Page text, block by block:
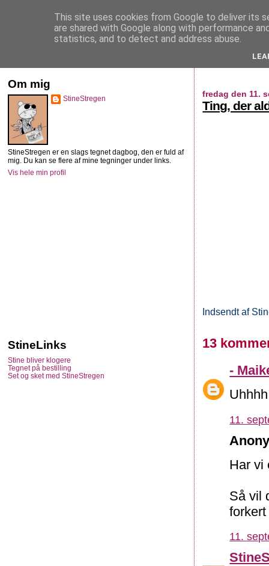
StineStregen
fredag den 11.
Ting, der
Indsendt af
13
-
11.
Har vi
Så vil
11.
Om mig
StineStregen
StineStregen er en slags tegnet dagbog, den er fuld af
mig. Du kan se flere af mine tegninger under links.
Vis hele min profil
StineLinks
Stine bliver klogere
Tegnet på bestilling
Set og sket med StineStregen
This site uses cookies from Google to deliver its
are shared with Google along with performance
statistics, and to detect and address abuse.